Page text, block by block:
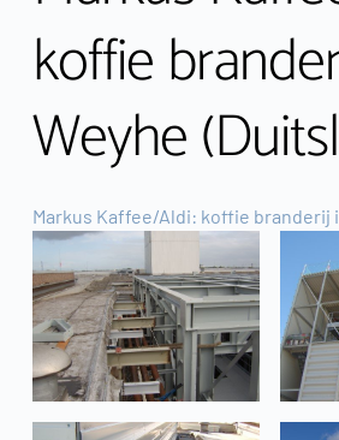
koffie
Weyhe
Markus Kaffee/Aldi: koffie branderij